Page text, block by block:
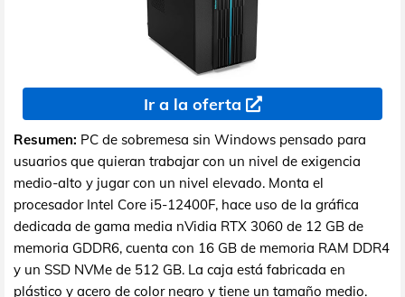
Ir a la oferta
Resumen: PC de sobremesa sin Windows pensado para
usuarios que quieran trabajar con un nivel de exigencia
medio-alto y jugar con un nivel elevado. Monta el
procesador Intel Core i5-12400F, hace uso de la gráfica
dedicada de gama media nVidia RTX 3060 de 12 GB de
memoria GDDR6, cuenta con 16 GB de memoria RAM DDR4
y un SSD NVMe de 512 GB. La caja está fabricada en
plástico y acero de color negro y tiene un tamaño medio.